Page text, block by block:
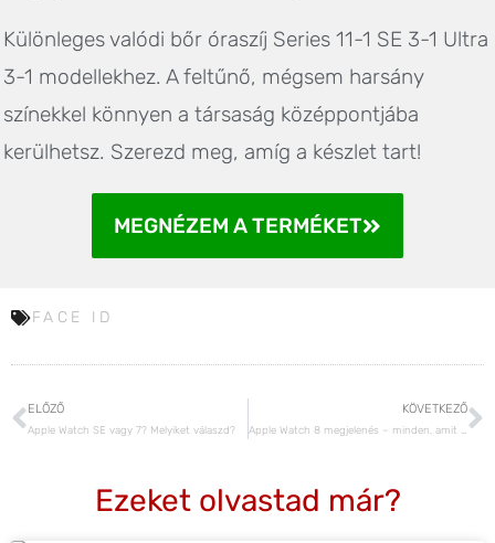
Különleges valódi bőr óraszíj Series 11-1 SE 3-1 Ultra
3-1 modellekhez. A feltűnő, mégsem harsány
színekkel könnyen a társaság középpontjába
kerülhetsz. Szerezd meg, amíg a készlet tart!
MEGNÉZEM A TERMÉKET
FACE ID
ELŐZŐ
Apple Watch SE vagy 7? Melyiket válaszd?
KÖVETKEZŐ
Apple Watch 8 megjelenés – minden, amit eddig tudnunk
Ezeket olvastad már?